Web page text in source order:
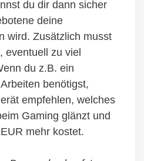
du dir dann sicher
deine
wird. Zusätzlich musst
eventuell zu viel
du z.B. ein
benötigst,
empfehlen, welches
Gaming glänzt und
mehr kostet.